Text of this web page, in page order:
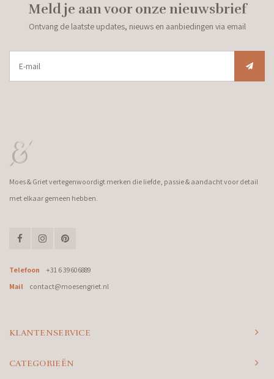
Meld je aan voor onze nieuwsbrief
Ontvang de laatste updates, nieuws en aanbiedingen via email
Moes & Griet vertegenwoordigt merken die liefde, passie & aandacht voor detail
met elkaar gemeen hebben.
Telefoon
+31 6 39606889
Mail
contact@moesengriet.nl
KLANTENSERVICE
CATEGORIEËN